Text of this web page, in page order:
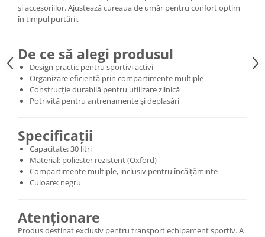
și accesoriilor. Ajustează cureaua de umăr pentru confort optim
în timpul purtării.
De ce să alegi produsul
Design practic pentru sportivi activi
Organizare eficientă prin compartimente multiple
Construcție durabilă pentru utilizare zilnică
Potrivită pentru antrenamente și deplasări
Specificații
Capacitate: 30 litri
Material: poliester rezistent (Oxford)
Compartimente multiple, inclusiv pentru încălțăminte
Culoare: negru
Atenționare
Produs destinat exclusiv pentru transport echipament sportiv. A